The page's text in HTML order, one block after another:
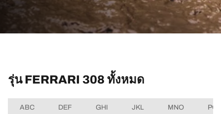
รุ่น FERRARI 308 ทั้งหมด
ABC DEF GHI JKL MNO